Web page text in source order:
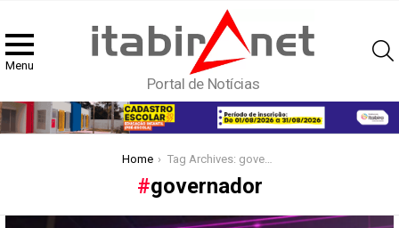
Menu
Portal de Notícias
Home Tag Archives: governador
governador